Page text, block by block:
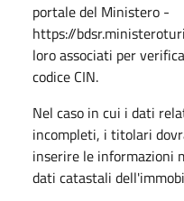
portale del Ministero -
https://
loro associati per
codice CIN.
Nel caso in cui i dati
incompleti, i titolari
inserire le informazioni
dati catastali